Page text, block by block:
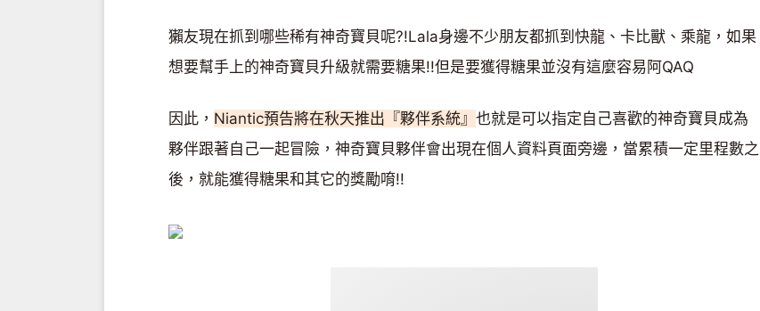
獺友現在抓到哪些稀有神奇寶貝呢?!Lala身邊不少朋友都抓到快龍、卡比獸、乘龍，如果
想要幫手上的神奇寶貝升級就需要糖果!!但是要獲得糖果並沒有這麼容易阿QAQ
因此， Niantic預告將在秋天推出『夥伴系統』 也就是可以指定自己喜歡的神奇寶貝成為
夥伴跟著自己一起冒險，神奇寶貝夥伴會出現在個人資料頁面旁邊，當累積一定里程數之
後，就能獲得糖果和其它的獎勵唷!!